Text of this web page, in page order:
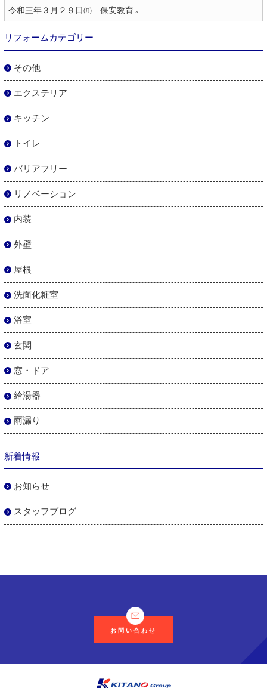
令和三年３月２９日㈪ 保安教育 »
リフォームカテゴリー
その他
エクステリア
キッチン
トイレ
バリアフリー
リノベーション
内装
外壁
屋根
洗面化粧室
浴室
玄関
窓・ドア
給湯器
雨漏り
新着情報
お知らせ
スタッフブログ
お問い合わせ